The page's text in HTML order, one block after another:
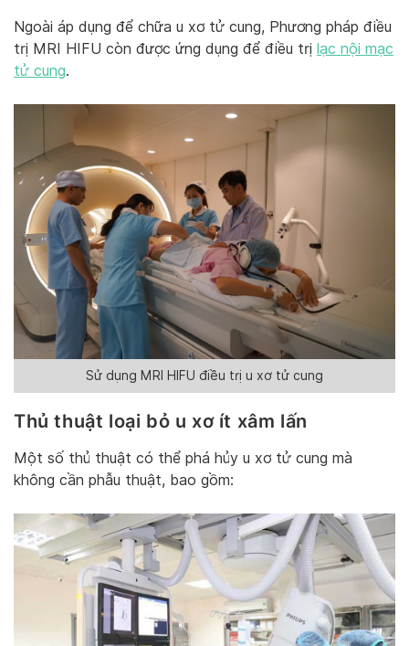
Ngoài áp dụng để chữa u xơ tử cung, Phương pháp điều
trị MRI HIFU còn được ứng dụng để điều trị lạc nội mạc
tử cung.
Sử dụng MRI HIFU điều trị u xơ tử cung
Thủ thuật loại bỏ u xơ ít xâm lấn
Một số thủ thuật có thể phá hủy u xơ tử cung mà
không cần phẫu thuật, bao gồm: